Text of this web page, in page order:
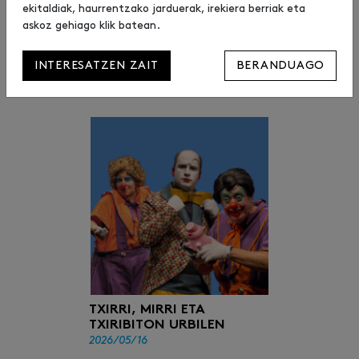
Konpromiso Urbil proiektuaren
Bankuarekin bat egin dugu berriro
ere, &lt;
TXIRRI, MIRRI ETA
TXIRIBITON URBILEN
2026/05/16
ekitaldiak, haurrentzako jarduerak, irekiera berriak eta
askoz gehiago klik batean.
INTERESATZEN ZAIT BERANDUAGO